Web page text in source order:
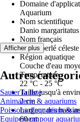
Domaine
Aquarium
Nom scientifique
Danio margaritatus
Nom français
Danio perlé céleste
Région aquatique
Couche d'eau
Température
22 °C - 25 °C
Taille jusqu'à
2 cm
Largeur des
60 cm
Afficher plus
Autres
Sauter la liste
Animalerie & aquariums
Poissons d'aquarium &
Equipement pour